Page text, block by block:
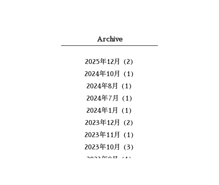
Archive
2025年12月
(2)
2024年10月
(1)
2024年8月
(1)
2024年7月
(1)
2024年1月
(1)
2023年12月
(2)
2023年11月
(1)
2023年10月
(3)
2023年9月
(1)